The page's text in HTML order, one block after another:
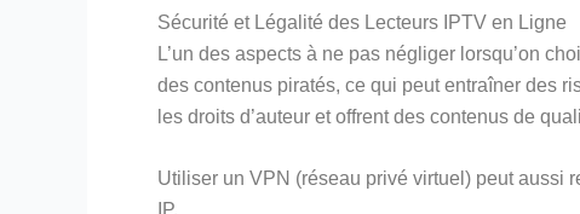
Sécurité et Légalité des Lecteurs IPTV en Ligne
L’un des aspects à ne pas négliger lorsqu’on
des contenus piratés, ce qui peut entraîner des
les droits d’auteur et offrent des contenus de
Utiliser un VPN (réseau privé virtuel) peut aussi